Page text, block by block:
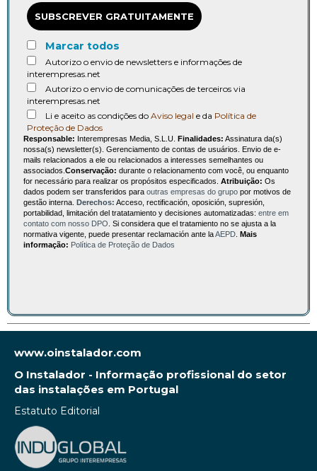
SUBSCREVER GRATUITAMENTE
Marcar todos
Autorizo o envio de newsletters e informações de
interempresas.net
Autorizo o envio de comunicações de terceiros via
interempresas.net
Li e aceito as condições do Aviso legal e da Política de
Proteção de Dados
Responsable: Interempresas Media, S.L.U. Finalidades: Assinatura da(s)
nossa(s) newsletter(s). Gerenciamento de contas de usuários. Envio de e-
mails relacionados a ele ou relacionados a interesses semelhantes ou
associados. Conservação: durante o relacionamento com você, ou enquanto
for necessário para realizar os propósitos especificados. Atribuição: Os
dados podem ser transferidos para outras empresas do grupo por motivos de
gestão interna. Derechos: Acceso, rectificación, oposición, supresión,
portabilidad, limitación del tratatamiento y decisiones automatizadas: entre em
contato com nosso DPO . Si considera que el tratamiento no se ajusta a la
normativa vigente, puede presentar reclamación ante laAEPD Mais
informação: Política de Proteção de Dados
www.oinstalador.com
O Instalador - Informação profissional do setor
das instalações em Portugal
Estatuto Editorial